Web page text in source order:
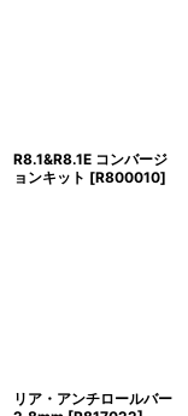
R8.1&R8.1E コンバージ
ョンキット [R800010]
リア・アンチロールバー